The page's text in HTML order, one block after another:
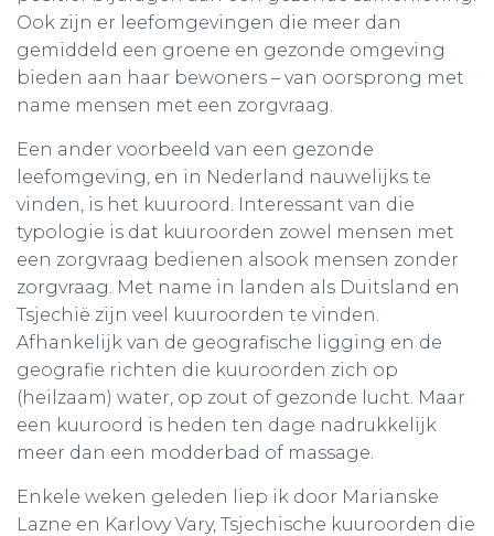
Ook zijn er leefomgevingen die meer dan
gemiddeld een groene en gezonde omgeving
bieden aan haar bewoners – van oorsprong met
name mensen met een zorgvraag.
Een ander voorbeeld van een gezonde
leefomgeving, en in Nederland nauwelijks te
vinden, is het kuuroord. Interessant van die
typologie is dat kuuroorden zowel mensen met
een zorgvraag bedienen alsook mensen zonder
zorgvraag. Met name in landen als Duitsland en
Tsjechië zijn veel kuuroorden te vinden.
Afhankelijk van de geografische ligging en de
geografie richten die kuuroorden zich op
(heilzaam) water, op zout of gezonde lucht. Maar
een kuuroord is heden ten dage nadrukkelijk
meer dan een modderbad of massage.
Enkele weken geleden liep ik door Marianske
Lazne en Karlovy Vary, Tsjechische kuuroorden die